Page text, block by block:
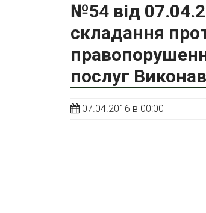
№54 від
складання
послуг
07.04.2016 в 00:00